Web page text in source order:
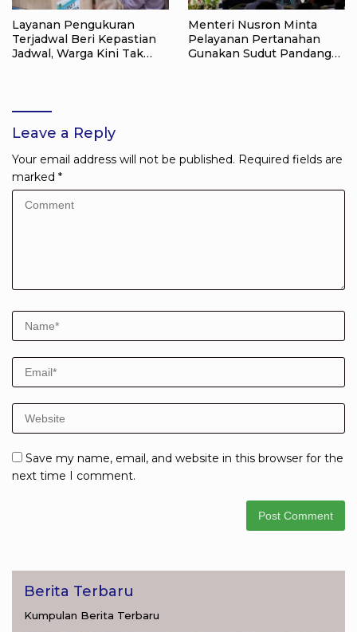
Layanan Pengukuran
Terjadwal Beri Kepastian
Jadwal, Warga Kini Tak
Menteri Nusron Minta
Pelayanan Pertanahan
Gunakan Sudut Pandang
Leave a Reply
Your email address will not be published. Required fields are
marked *
Save my name, email, and website in this browser for the
next time I comment.
Berita Terbaru
Kumpulan Berita Terbaru